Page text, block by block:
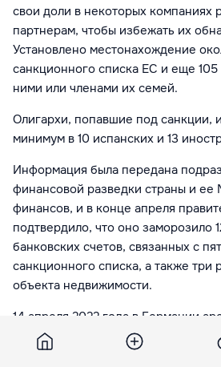
свои доли в некоторых компаниях
партнерам, чтобы избежать их
Установлено местонахождение
санкционного списка ЕС и еще 105
ними или членами их семей.
Олигархи, попавшие под санкции,
минимум в 10 испанских и 13
Информация была передана
финансовой разведки страны и ее
финансов, и в конце апреля
подтвердило, что оно заморозило
банковских счетов, связанных с
санкционного списка, а также три
объекта недвижимости.
14 апреля 2022 года в Германии
яхту сестры российского олигарха
порту Гамбурга арестовали яхту